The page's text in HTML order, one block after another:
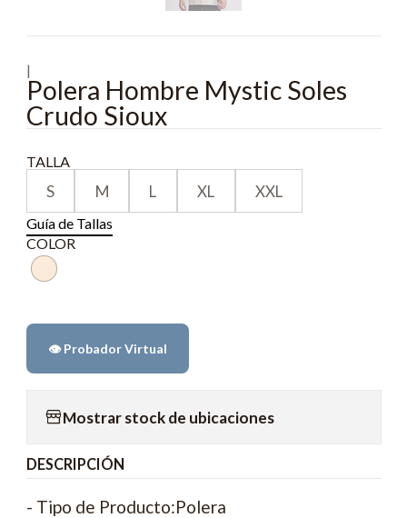
|
Polera Hombre Mystic Soles
Crudo Sioux
TALLA
S M L XL XXL
Guía de Tallas
COLOR
👁️ Probador Virtual
Mostrar stock de ubicaciones
DESCRIPCIÓN
- Tipo de Producto:Polera